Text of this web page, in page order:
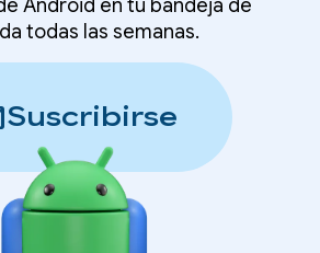
Android en tu bandeja de
todas las semanas.
Suscribirse